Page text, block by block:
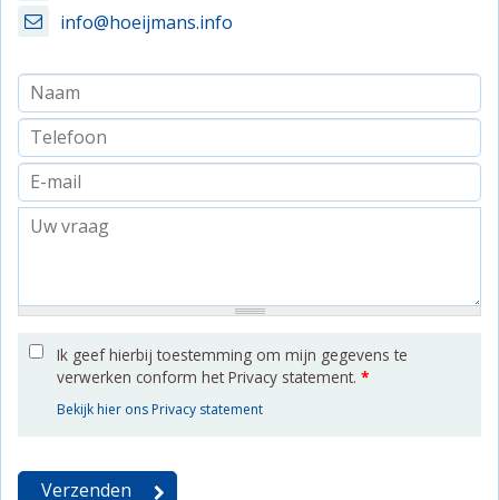
info@hoeijmans.info
Ik geef hierbij toestemming om mijn gegevens te
verwerken conform het Privacy statement. *
Bekijk hier ons Privacy statement